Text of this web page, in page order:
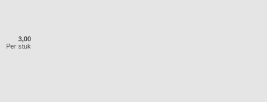
3,00
Per stuk